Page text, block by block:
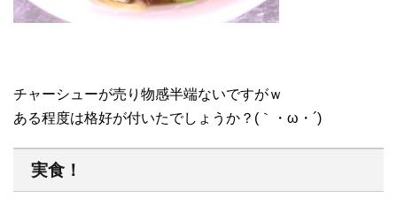
チャーシューが売り物感半端ないですがｗ
ある程度は格好が付いたでしょうか？(｀・ω・´)
実食！